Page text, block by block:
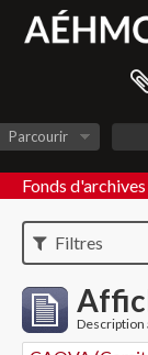
Parcourir
Fonds d'archives
Filtres